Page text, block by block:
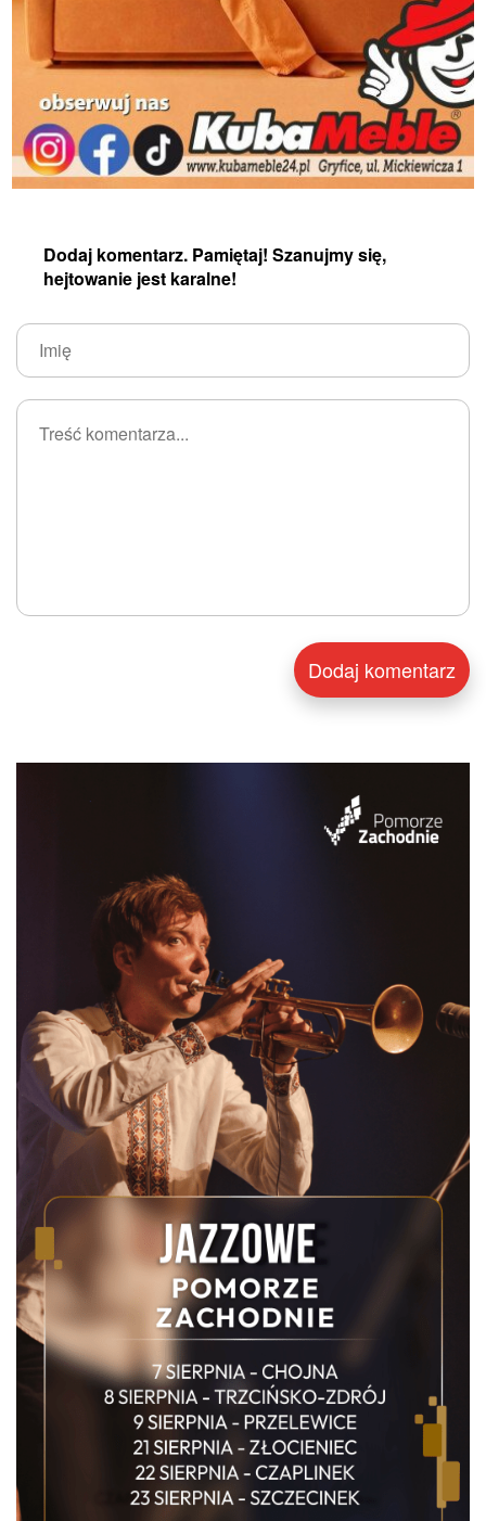
Dodaj komentarz. Pamiętaj! Szanujmy się,
hejtowanie jest karalne!